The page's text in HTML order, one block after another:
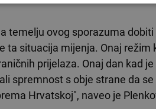
temelju ovog sporazuma dobiti
ta situacija mijenja. Onaj režim
prijelaza. Onaj dan kad je
spremnost s obje strane da
Hrvatskoj", naveo je